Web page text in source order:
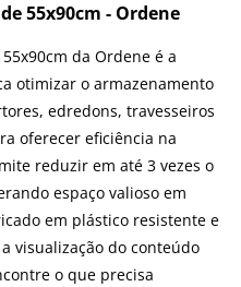
55x90cm - Ordene
da Ordene é a
otimizar o armazenamento
edredons, travesseiros
oferecer eficiência na
reduzir em até 3 vezes o
espaço valioso em
em plástico resistente e
visualização do conteúdo
o que precisa